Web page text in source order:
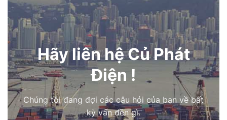
Hãy liên hệ Củ Phát
Điện !
Chúng tôi đang đợi các câu hỏi của bạn về bất
kỳ vấn đền gì.